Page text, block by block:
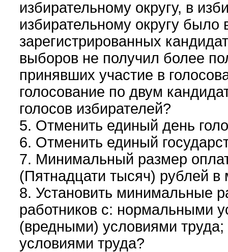
избирательному округу, в
избирательному округу было
зарегистрированных
выборов не получил более
принявших участие в
голосование по двум
голосов избирателей?
5. Отменить единый день
6. Отменить единый
7. Минимальный размер
(Пятнадцати тысяч) рублей в
8. Установить минимальные
работников с: нормальными
(вредными) условиями
условиями труда?